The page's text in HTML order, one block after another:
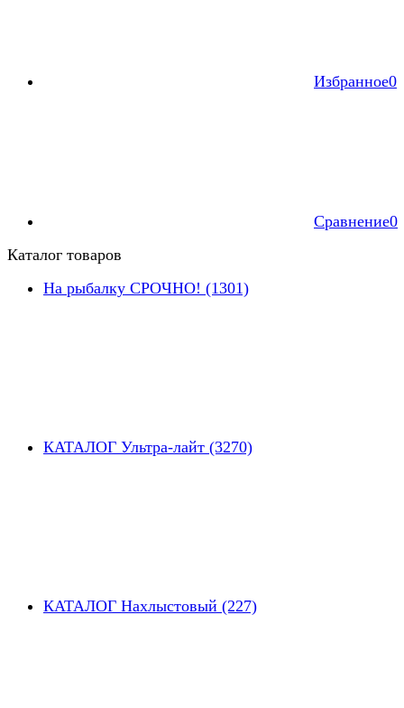
Избранное0
Сравнение0
Каталог товаров
На рыбалку СРОЧНО! (1301)
КАТАЛОГ Ультра-лайт (3270)
КАТАЛОГ Нахлыстовый (227)